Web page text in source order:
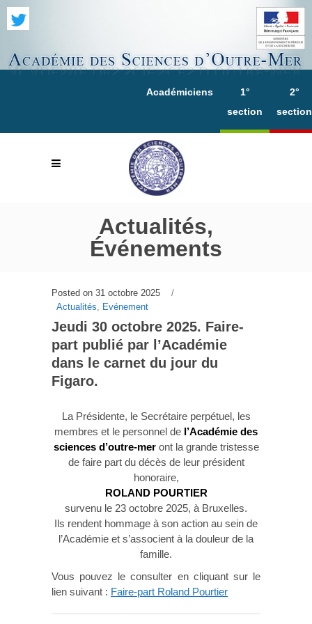
Académiciens
1°
section
2°
section
Actualités,
Événements
Posted on 31 octobre 2025
Actualités, Evénement
Jeudi 30 octobre 2025. Faire-
part publié par l’Académie
dans le carnet du jour du
Figaro.
La Présidente, le Secrétaire perpétuel, les
membres et le personnel de l’Académie des
sciences d’outre-mer ont la grande tristesse
de faire part du décès de leur président
honoraire,
ROLAND POURTIER
survenu le 23 octobre 2025, à Bruxelles.
Ils rendent hommage à son action au sein de
l’Académie et s’associent à la douleur de la
famille.
Vous pouvez le consulter en cliquant sur le
lien suivant : Faire-part Roland Pourtier